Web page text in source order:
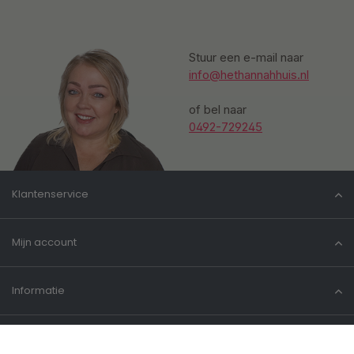
Stuur een e-mail naar
info@hethannahhuis.nl
of bel naar
0492-729245
Klantenservice
Mijn account
Informatie